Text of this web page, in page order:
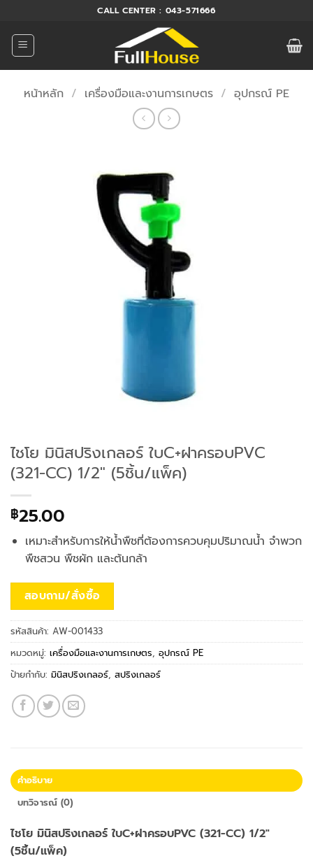
ยัง
เนื้อหา
CALL CENTER : 043-571666
หน้าหลัก / เครื่องมือและงานการเกษตร / อุปกรณ์ PE
ไชโย มินิสปริงเกลอร์ ใบC+ฝาครอบPVC
(321-CC) 1/2″ (5ชิ้น/แพ็ค)
฿25.00
เหมาะสำหรับการให้น้ำพืชที่ต้องการควบคุมปริมาณน้ำ จำพวก
พืชสวน พืชผัก และต้นกล้า
สอบถาม/สั่งซื้อ
รหัสสินค้า: AW-001433
หมวดหมู่: เครื่องมือและงานการเกษตร, อุปกรณ์ PE
ป้ายกำกับ: มินิสปริงเกลอร์, สปริงเกลอร์
คำอธิบาย
บทวิจารณ์ (0)
ไชโย มินิสปริงเกลอร์ ใบC+ฝาครอบPVC (321-CC) 1/2″
(5ชิ้น/แพ็ค)